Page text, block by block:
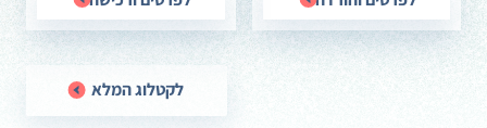
לקטלוג המלא